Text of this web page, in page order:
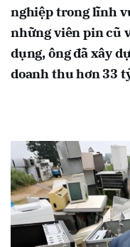
nghiệp trong lĩnh
những viên pin cũ
dụng, ông đã xây
doanh thu hơn 33